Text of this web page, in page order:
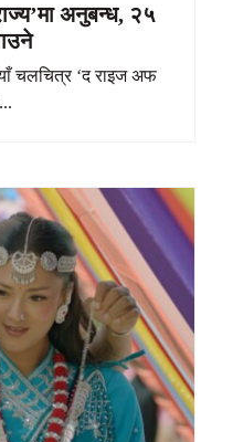
अनुबन्ध, २५
चलचित्र ‘द राइज अफ